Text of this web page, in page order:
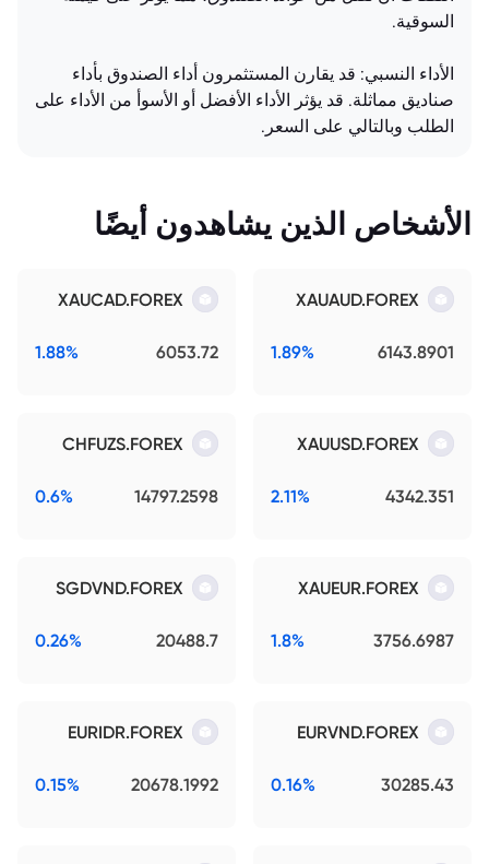
السوقية.
الأداء النسبي: قد يقارن المستثمرون أداء الصندوق بأداء
صناديق مماثلة. قد يؤثر الأداء الأفضل أو الأسوأ من الأداء على
الطلب وبالتالي على السعر.
الأشخاص الذين يشاهدون أيضًا
XAUAUD.FOREX
6143.8901
1.89%
XAUCAD.FOREX
6053.72
1.88%
XAUUSD.FOREX
4342.351
2.11%
CHFUZS.FOREX
14797.2598
0.6%
XAUEUR.FOREX
3756.6987
1.8%
SGDVND.FOREX
20488.7
0.26%
EURVND.FOREX
30285.43
0.16%
EURIDR.FOREX
20678.1992
0.15%